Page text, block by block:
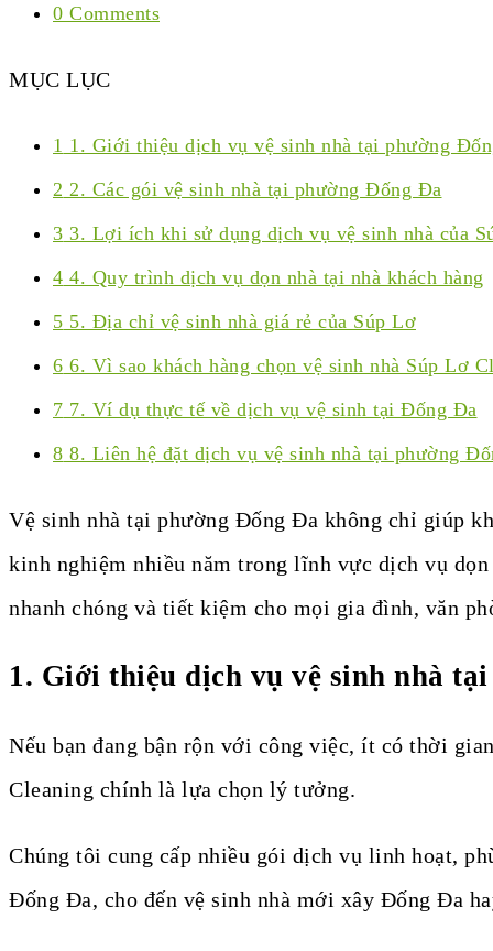
0 Comments
MỤC LỤC
1 1. Giới thiệu dịch vụ vệ sinh nhà tại phường
2 2. Các gói vệ sinh nhà tại phường Đống Đa
3 3. Lợi ích khi sử dụng dịch vụ vệ sinh nhà của
4 4. Quy trình dịch vụ dọn nhà tại nhà khách hàng
5 5. Địa chỉ vệ sinh nhà giá rẻ của Súp Lơ
6 6. Vì sao khách hàng chọn vệ sinh nhà Súp Lơ
7 7. Ví dụ thực tế về dịch vụ vệ sinh tại Đống Đa
8 8. Liên hệ đặt dịch vụ vệ sinh nhà tại phường
Vệ sinh nhà tại phường Đống Đa không chỉ giúp
kinh nghiệm nhiều năm trong lĩnh vực dịch vụ
nhanh chóng và tiết kiệm cho mọi gia đình, văn
1. Giới thiệu dịch vụ vệ sinh nhà
Nếu bạn đang bận rộn với công việc, ít có thời
Cleaning chính là lựa chọn lý tưởng.
Chúng tôi cung cấp nhiều gói dịch vụ linh hoạt,
Đống Đa, cho đến vệ sinh nhà mới xây Đống Đa